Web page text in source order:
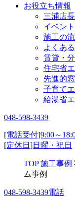
お役立ち情報
三浦店
イベン
施工の
よくあ
賃貸・
住宅省
先進的
子育て
給湯省
048-598-3439
[電話受付]9:00～
[定休日]日曜・祝日
TOP 施工事例
ム事例
048-598-3439電話